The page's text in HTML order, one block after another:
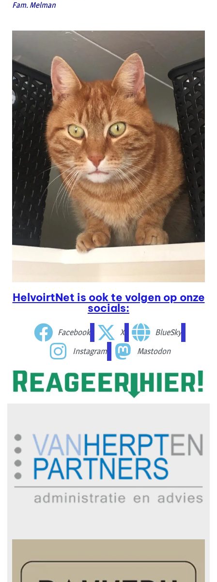
Fam. Melman
HelvoirtNet is ook te volgen op onze
socials:
Facebook X
BlueSky
Instagram
Mastodon